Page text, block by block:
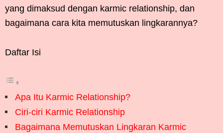
yang dimaksud dengan karmic relationship, dan
bagaimana cara kita memutuskan lingkarannya?
Daftar Isi
Apa Itu Karmic Relationship?
Ciri-ciri Karmic Relationship
Bagaimana Memutuskan Lingkaran Karmic